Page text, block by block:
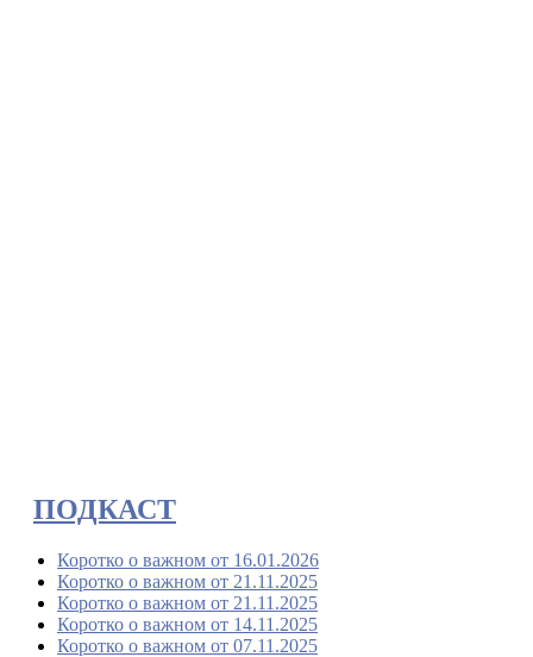
ПОДКАСТ
Коротко о важном от 16.01.2026
Коротко о важном от 21.11.2025
Коротко о важном от 21.11.2025
Коротко о важном от 14.11.2025
Коротко о важном от 07.11.2025